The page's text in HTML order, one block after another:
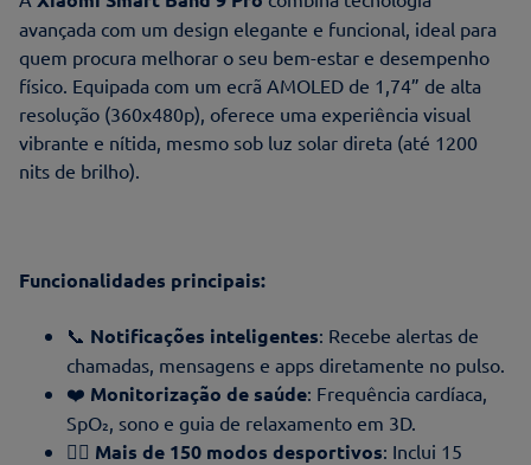
avançada com um design elegante e funcional, ideal para
quem procura melhorar o seu bem-estar e desempenho
físico. Equipada com um ecrã AMOLED de 1,74” de alta
resolução (360x480p), oferece uma experiência visual
vibrante e nítida, mesmo sob luz solar direta (até 1200
nits de brilho).
Funcionalidades principais:
📞 Notificações inteligentes: Recebe alertas de
chamadas, mensagens e apps diretamente no pulso.
❤️ Monitorização de saúde: Frequência cardíaca,
SpO₂, sono e guia de relaxamento em 3D.
🏃‍♂️ Mais de 150 modos desportivos: Inclui 15